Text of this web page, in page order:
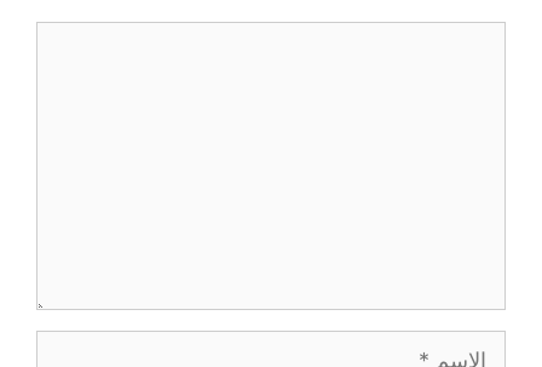
الاسم